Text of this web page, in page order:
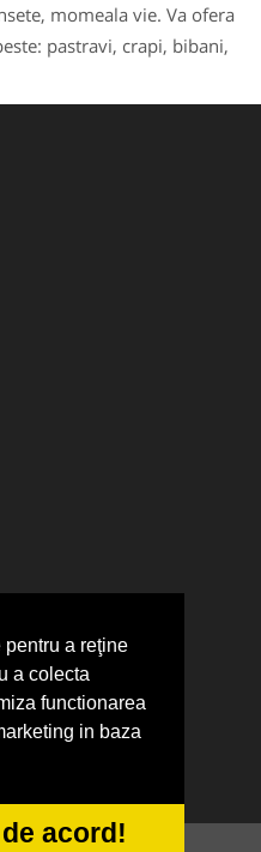
a reţine
a colecta
functionarea
in baza
acord!
momeala vie. Va ofera
pastravi, crapi, bibani,